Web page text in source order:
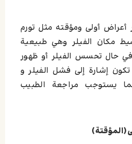
أعراض أولى ومؤقته مثل تورم
مكان الفيلر وهي طبيعية
في حال تحسس الفيلر أو ظهور
إشارة إلى فشل الفيلر و
يستوجب مراجعة الطبيب
(المؤقتة)